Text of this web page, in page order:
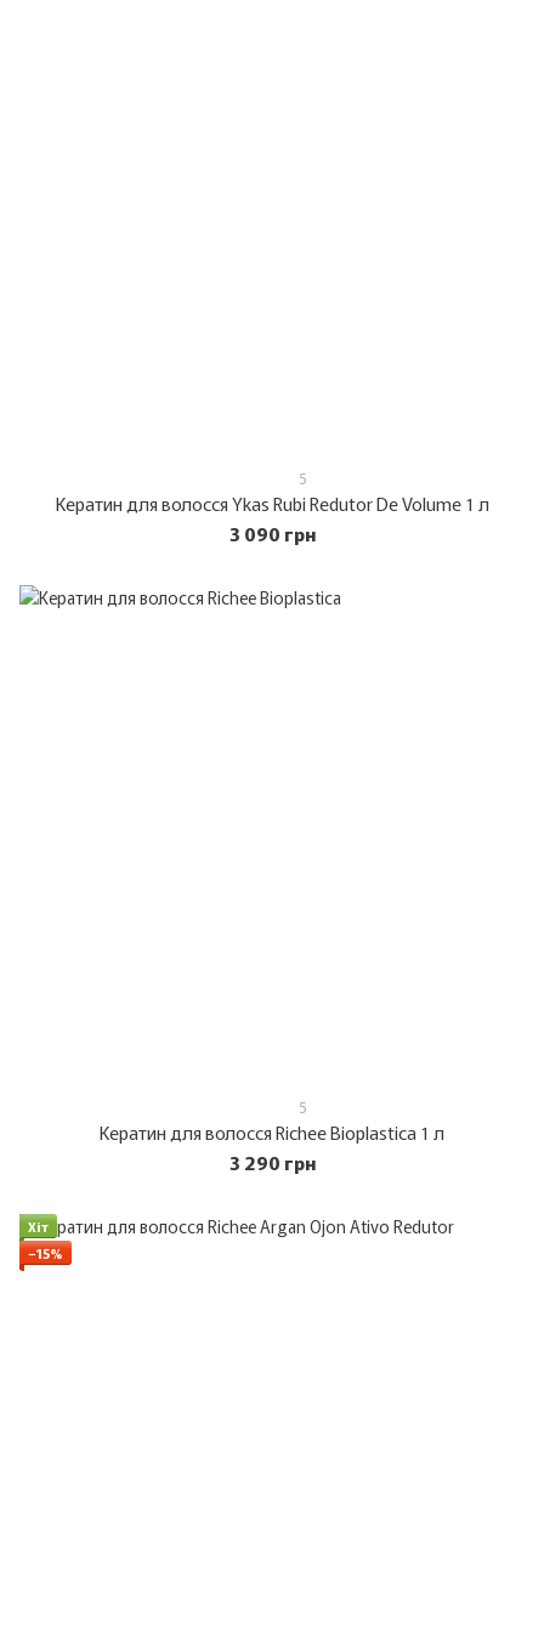
5
Кератин для волосся Ykas Rubi Redutor De Volume 1 л
3 090 грн
5
Кератин для волосся Richee Bioplastica 1 л
3 290 грн
Хіт
−15%